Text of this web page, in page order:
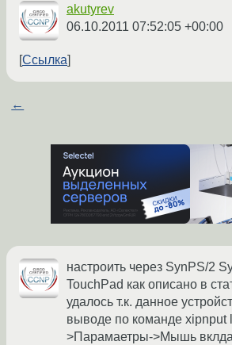
akutyrev
06.10.2011 07:52:05 +00:00
Ссылка
←
настроить через SynPS/2
TouchPad как описано в
удалось т.к. данное
выводе по команде xipnput
>Парамаетры->Мышь